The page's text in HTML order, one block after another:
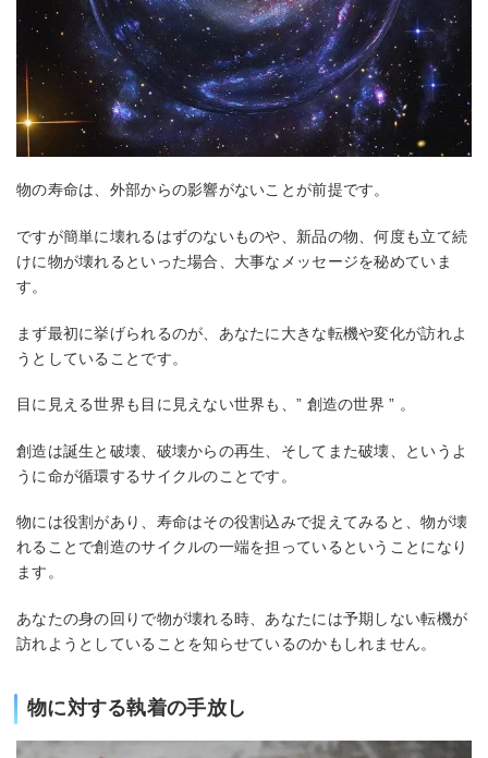
物の寿命は、外部からの影響がないことが前提です。
ですが簡単に壊れるはずのないものや、新品の物、何度も立て続
けに物が壊れるといった場合、大事なメッセージを秘めていま
す。
まず最初に挙げられるのが、あなたに大きな転機や変化が訪れよ
うとしていることです。
目に見える世界も目に見えない世界も、” 創造の世界 ” 。
創造は誕生と破壊、破壊からの再生、そしてまた破壊、というよ
うに命が循環するサイクルのことです。
物には役割があり、寿命はその役割込みで捉えてみると、物が壊
れることで創造のサイクルの一端を担っているということになり
ます。
あなたの身の回りで物が壊れる時、あなたには予期しない転機が
訪れようとしていることを知らせているのかもしれません。
物に対する執着の手放し